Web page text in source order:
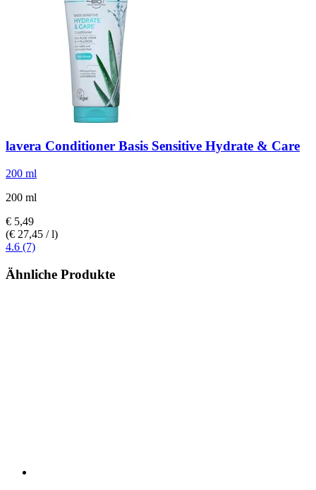
lavera Conditioner Basis Sensitive Hydrate & Care
200 ml
200 ml
€ 5,49
(€ 27,45 / l)
4.6 (7)
Ähnliche Produkte